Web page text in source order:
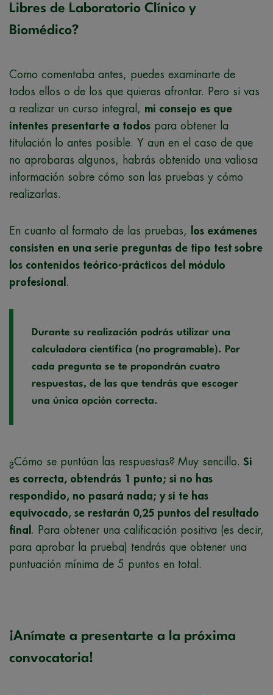
Libres de Laboratorio Clínico y
Biomédico?
Como comentaba antes, puedes examinarte de
todos ellos o de los que quieras afrontar. Pero si vas
a realizar un curso integral, mi consejo es que
intentes presentarte a todos para obtener la
titulación lo antes posible. Y aun en el caso de que
no aprobaras algunos, habrás obtenido una valiosa
información sobre cómo son las pruebas y cómo
realizarlas.
En cuanto al formato de las pruebas,
los exámenes
consisten en una serie preguntas de tipo test sobre
los contenidos teórico-prácticos del módulo
profesional
Durante su realización podrás utilizar una
calculadora científica (no programable). Por
cada pregunta se te propondrán cuatro
respuestas, de las que tendrás que escoger
una única opción correcta.
¿Cómo se puntúan las respuestas? Muy sencillo.
Si
es correcta, obtendrás 1 punto; si no has
respondido, no pasará nada; y si te has
equivocado, se restarán 0,25 puntos del resultado
final
. Para obtener una calificación positiva (es decir,
para aprobar la prueba) tendrás que obtener una
puntuación mínima de 5 puntos en total.
¡Anímate a presentarte a la próxima
convocatoria!